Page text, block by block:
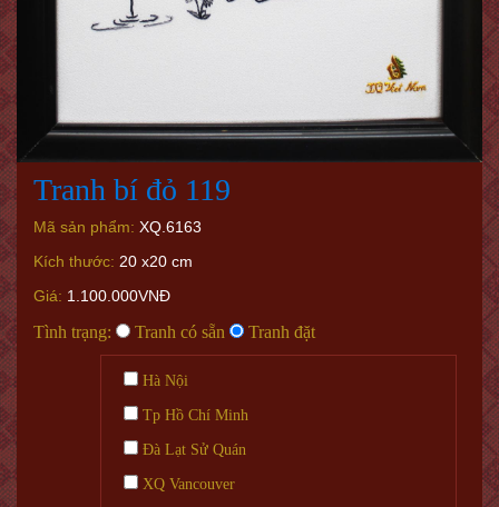
Tranh bí đỏ 119
Mã sản phẩm: XQ.6163
Kích thước: 20 x20 cm
Giá: 1.100.000VNĐ
Tình trạng: Tranh có sẵn Tranh đặt
Hà Nội
Tp Hồ Chí Minh
Đà Lạt Sử Quán
XQ Vancouver